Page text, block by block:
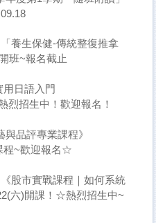
養生保健-傳統整復推拿
班~報名截止
用日語入門
烈招生中！歡迎報名！
與品評專業課程》
程~歡迎報名☆
股市實戰課程｜如何系統
六)開課！☆熱烈招生中~